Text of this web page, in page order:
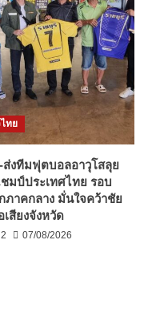
ทย
ส่งทีมฟุตบอลอาวุโสลุย
มป์ประเทศไทย รอบ
ภาคกลาง มั่นใจคว้าชัย
เสียงจังหวัด
07/08/2026